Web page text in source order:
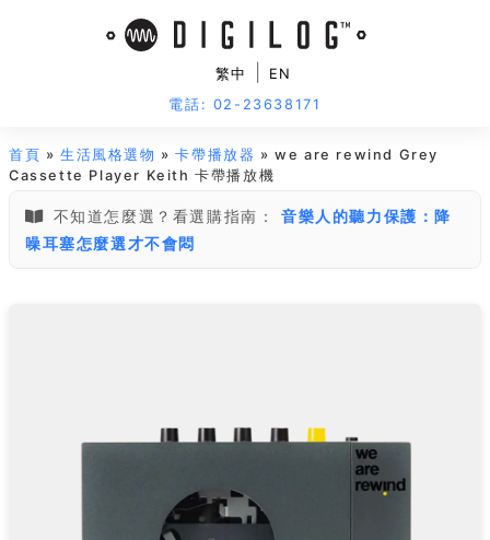
繁中
EN
電話: 02-23638171
首頁 »生活風格選物 »卡帶播放器 » we are rewind Grey
Cassette Player Keith 卡帶播放機
不知道怎麼選？看選購指南：
音樂人的聽力保護：降
噪耳塞怎麼選才不會悶